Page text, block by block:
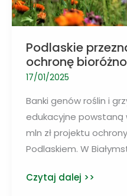
Podlaskie
ochronę
17/01/2025
Banki genów roślin i
edukacyjne
mln zł projektu
Podlaskiem. W
Podlaskie
Czytaj dalej >>